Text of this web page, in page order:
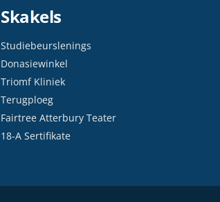
Skakels
Studiebeurslenings
Donasiewinkel
Triomf Kliniek
Terugploeg
Fairtree Atterbury Teater
18-A Sertifikate